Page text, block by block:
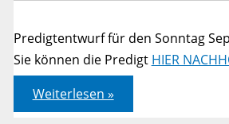
Predigtentwurf für den Sonntag
Sie können die Predigt HIER
Jeremia
09,22-
23
Weiterlesen »